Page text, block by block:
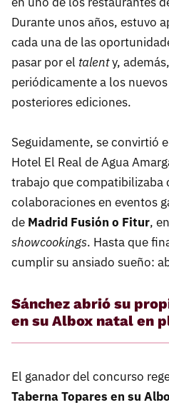
Durante unos años, estuvo
cada una de las
pasar por el talenty,
periódicamente a los
posteriores ediciones.
Seguidamente, se convirtió
Hotel El Real de Agua
trabajo que compatibilizaba
colaboraciones en eventos
de Madrid Fusión o Fitur,
showcookings. Hasta que
cumplir su ansiado sueño:
Sánchez abrió su
en su Albox natal en
El ganador del concurso
Taberna Topares en su